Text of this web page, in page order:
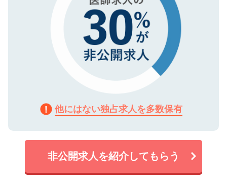
他にはない独占求人を多数保有
非公開求人を紹介してもらう